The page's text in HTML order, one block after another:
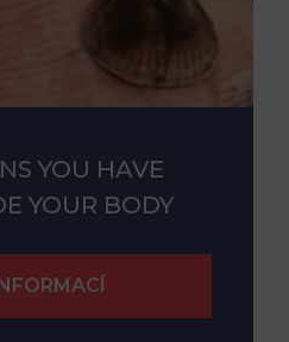
YOU HAVE
YOUR BODY